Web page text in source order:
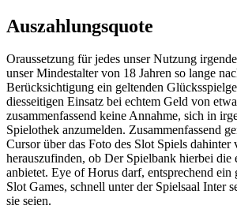
Auszahlungsquote
Oraussetzung für jedes unser Nutzung
unser Mindestalter von 18 Jahren so lange
Berücksichtigung ein geltenden
diesseitigen Einsatz bei echtem Geld von
zusammenfassend keine Annahme, sich in
Spielothek anzumelden. Zusammenfassend
Cursor über das Foto des Slot Spiels dahinter
herauszufinden, ob Der Spielbank hierbei die
anbietet. Eye of Horus darf, entsprechend ein
Slot Games, schnell unter der Spielsaal Inter
sie seien.